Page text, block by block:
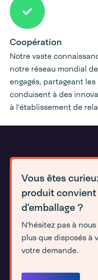
Coopération
Notre vaste
notre réseau mondial
engagés, partageant
conduisent à des
à l'établissement de
Vous êtes
produit
d’emballage ?
N'hésitez pas à
plus que disposés à
votre demande.